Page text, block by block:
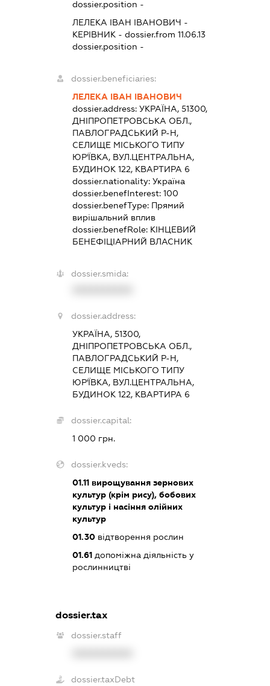
dossier.position -
ЛЕЛЕКА ІВАН ІВАНОВИЧ -
КЕРІВНИК - dossier.from 11.06.13
dossier.position -
dossier.beneficiaries:
ЛЕЛЕКА ІВАН ІВАНОВИЧ
dossier.address:УКРАЇНА, 51300,
ДНІПРОПЕТРОВСЬКА ОБЛ.,
ПАВЛОГРАДСЬКИЙ Р-Н,
СЕЛИЩЕ МІСЬКОГО ТИПУ
ЮР'ЇВКА, ВУЛ.ЦЕНТРАЛЬНА,
БУДИНОК 122, КВАРТИРА 6
dossier.nationality:Україна
dossier.benefInterest:100
dossier.benefType: Прямий
вирішальний вплив
dossier.benefRole: КІНЦЕВИЙ
БЕНЕФІЦІАРНИЙ ВЛАСНИК
dossier.smida:
dossier.address:
УКРАЇНА, 51300,
ДНІПРОПЕТРОВСЬКА ОБЛ.,
ПАВЛОГРАДСЬКИЙ Р-Н,
СЕЛИЩЕ МІСЬКОГО ТИПУ
ЮР'ЇВКА, ВУЛ.ЦЕНТРАЛЬНА,
БУДИНОК 122, КВАРТИРА 6
dossier.capital:
1 000 грн.
dossier.kveds:
01.11 вирощування зернових
культур (крім рису), бобових
культур і насіння олійних
культур
01.30 відтворення рослин
01.61 допоміжна діяльність у
рослинництві
dossier.tax
dossier.staff
dossier.taxDebt